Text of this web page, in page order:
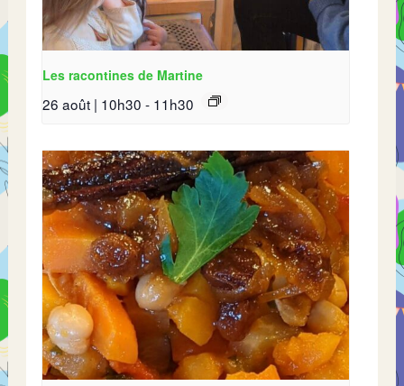
Les racontines de Martine
26 août | 10h30 - 11h30